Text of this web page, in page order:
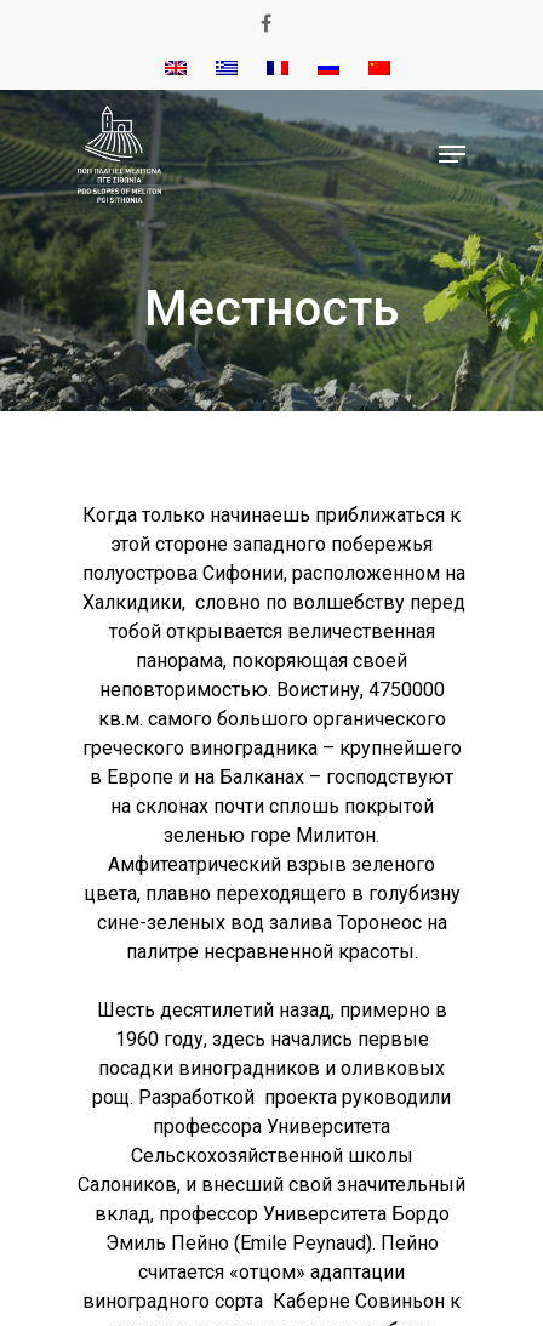
Местность
Когда только начинаешь приближаться к
этой стороне западного побережья
полуострова Сифонии, расположенном на
Халкидики, словно по волшебству перед
тобой открывается величественная
панорама, покоряющая своей
неповторимостью. Воистину, 4750000
кв.м. самого большого органического
греческого виноградника – крупнейшего
в Европе и на Балканах – господствуют
на склонах почти сплошь покрытой
зеленью горе Милитон.
Амфитеатрический взрыв зеленого
цвета, плавно переходящего в голубизну
сине-зеленых вод залива Торонеос на
палитре несравненной красоты.
Шесть десятилетий назад, примерно в
1960 году, здесь начались первые
посадки виноградников и оливковых
рощ. Разработкой проекта руководили
профессора Университета
Сельскохозяйственной школы
Салоников, и внесший свой значительный
вклад, профессор Университета Бордо
Эмиль Пейно (Emile Peynaud). Пейно
считается «отцом» адаптации
виноградного сорта Каберне Совиньон к
ГЛАВНАЯ